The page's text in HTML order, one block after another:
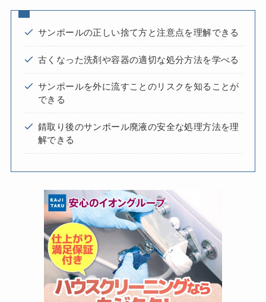
サンポールの正しい捨て方と注意点を理解できる
古くなった洗剤や容器の適切な処分方法を学べる
サンポールを外に流すことのリスクを知ることが
できる
錆取り後のサンポール廃液の安全な処理方法を理
解できる